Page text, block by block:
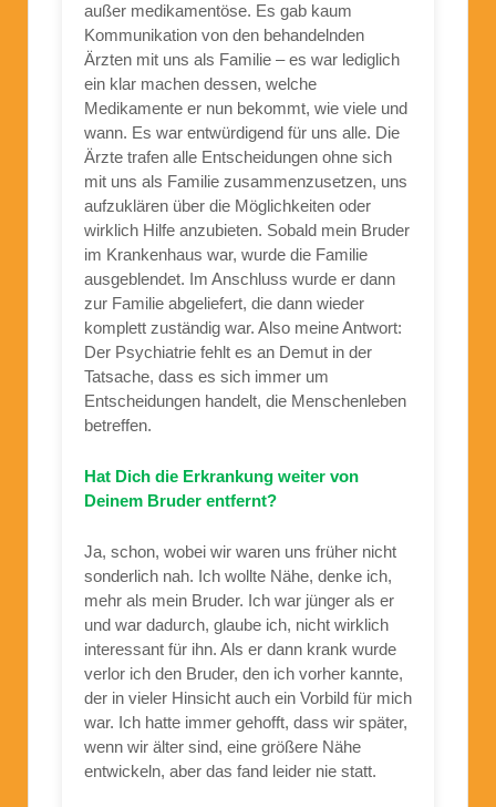
außer medikamentöse. Es gab kaum
Kommunikation von den behandelnden
Ärzten mit uns als Familie – es war lediglich
ein klar machen dessen, welche
Medikamente er nun bekommt, wie viele und
wann. Es war entwürdigend für uns alle. Die
Ärzte trafen alle Entscheidungen ohne sich
mit uns als Familie zusammenzusetzen, uns
aufzuklären über die Möglichkeiten oder
wirklich Hilfe anzubieten. Sobald mein Bruder
im Krankenhaus war, wurde die Familie
ausgeblendet. Im Anschluss wurde er dann
zur Familie abgeliefert, die dann wieder
komplett zuständig war. Also meine Antwort:
Der Psychiatrie fehlt es an Demut in der
Tatsache, dass es sich immer um
Entscheidungen handelt, die Menschenleben
betreffen.
Hat Dich die Erkrankung weiter von
Deinem Bruder entfernt?
Ja, schon, wobei wir waren uns früher nicht
sonderlich nah. Ich wollte Nähe, denke ich,
mehr als mein Bruder. Ich war jünger als er
und war dadurch, glaube ich, nicht wirklich
interessant für ihn. Als er dann krank wurde
verlor ich den Bruder, den ich vorher kannte,
der in vieler Hinsicht auch ein Vorbild für mich
war. Ich hatte immer gehofft, dass wir später,
wenn wir älter sind, eine größere Nähe
entwickeln, aber das fand leider nie statt.